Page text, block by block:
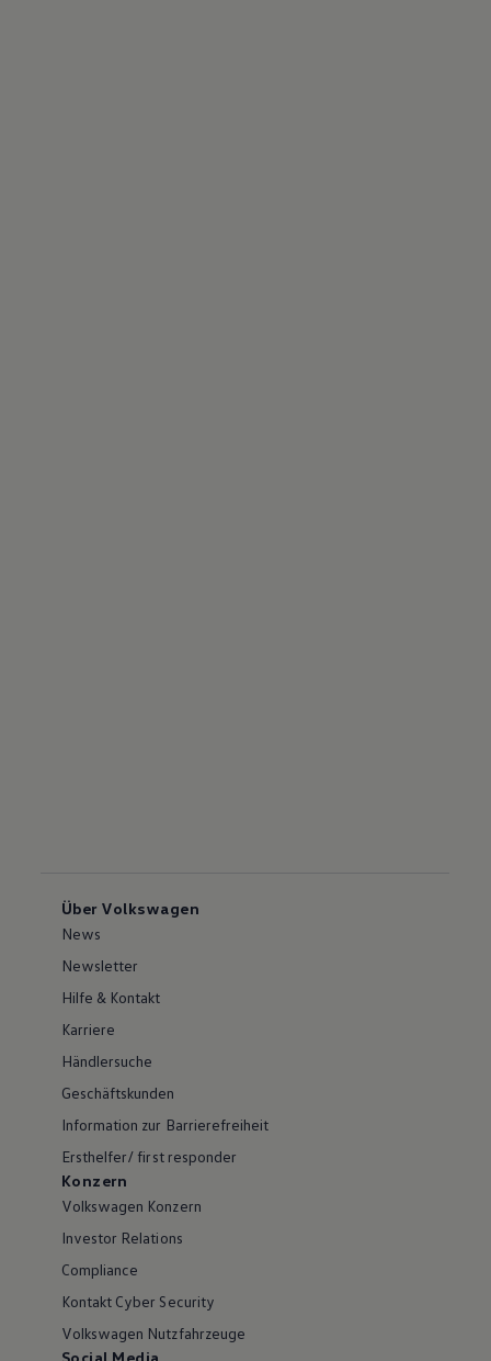
Über Volkswagen
News
Newsletter
Hilfe & Kontakt
Karriere
Händlersuche
Geschäftskunden
Information zur Barrierefreiheit
Ersthelfer/ first responder
Konzern
Volkswagen Konzern
Investor Relations
Compliance
Kontakt Cyber Security
Volkswagen Nutzfahrzeuge
Social Media